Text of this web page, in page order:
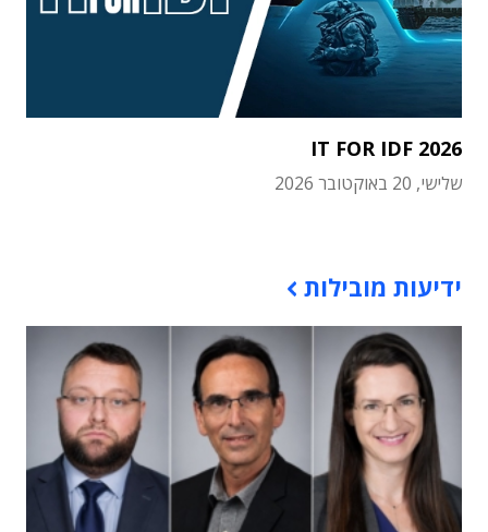
IT FOR IDF 2026
שלישי, 20 באוקטובר 2026
ידיעות מובילות